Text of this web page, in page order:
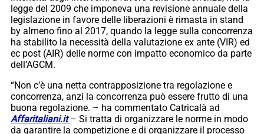
legge del 2009 che imponeva una revisione annuale della
legislazione in favore delle liberazioni è rimasta in stand
by almeno fino al 2017, quando la legge sulla concorrenza
ha stabilito la necessità della valutazione ex ante (VIR) ed
ec post (AIR) delle norme con impatto economico da parte
dell’AGCM.
“Non c’è una netta contrapposizione tra regolazione e
concorrenza, anzi la concorrenza può essere frutto di una
buona regolazione. – ha commentato Catricalà ad
Affaritaliani.it – Si tratta di organizzare le norme in modo
da garantire la competizione e di organizzare il processo